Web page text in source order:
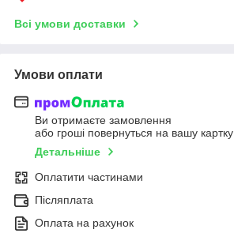
Всі умови доставки
Умови оплати
Ви отримаєте замовлення
або гроші повернуться на вашу картку
Детальніше
Оплатити частинами
Післяплата
Оплата на рахунок